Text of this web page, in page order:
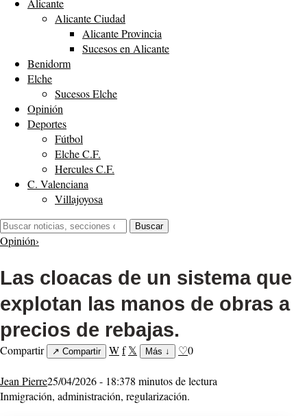
Alicante
Alicante Ciudad
Alicante Provincia
Sucesos en Alicante
Benidorm
Elche
Sucesos Elche
Opinión
Deportes
Fútbol
Elche C.F.
Hercules C.F.
C. Valenciana
Villajoyosa
Buscar:
Buscar
Opinión›
Las cloacas de un sistema que
explotan las manos de obras a
precios de rebajas.
Compartir ↗ Compartir Wf 𝕏 Más ↓ ♡0
Jean Pierre25/04/2026 - 18:378 minutos de lectura
Inmigración, administración, regularización.